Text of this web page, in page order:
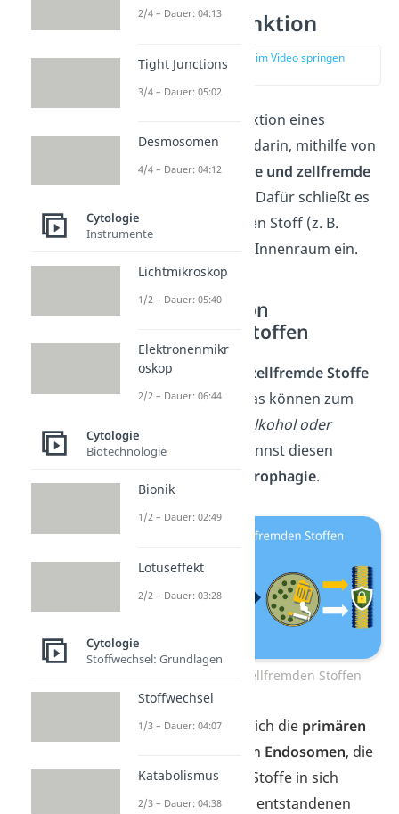
Lysosom Funktion
zur Stelle im Video springen
(04:03)
Die wichtigste Funktion eines
Lysosoms besteht darin, mithilfe von
Enzymenzelleigene und zellfremde
. Dafür schließt es
den zu verdauenden Stoff (z. B.
) in seinem Innenraum ein.
Verdauung von
zellfremden Stoffen
Ein Lysosom baut
zellfremde Stoffe
und Zellgifte ab. Das können zum
Teile von Alkohol oder
Nikotin
sein. Du nennst diesen
Heterophagie.
Verdauung von zellfremden Stoffen
Hierzu verbinden sich die primären
mit den Endosomen, die
diese zellfremden Stoffe in sich
tragen. Die daraus entstandenen
2/4 – Dauer: 04:13
Tight Junctions
3/4 – Dauer: 05:02
Desmosomen
4/4 – Dauer: 04:12
Cytologie
Instrumente
Lichtmikroskop
1/2 – Dauer: 05:40
Elektronenmikr
oskop
2/2 – Dauer: 06:44
Cytologie
Biotechnologie
Bionik
1/2 – Dauer: 02:49
Lotuseffekt
2/2 – Dauer: 03:28
Cytologie
Stoffwechsel: Grundlagen
Stoffwechsel
1/3 – Dauer: 04:07
Katabolismus
2/3 – Dauer: 04:38